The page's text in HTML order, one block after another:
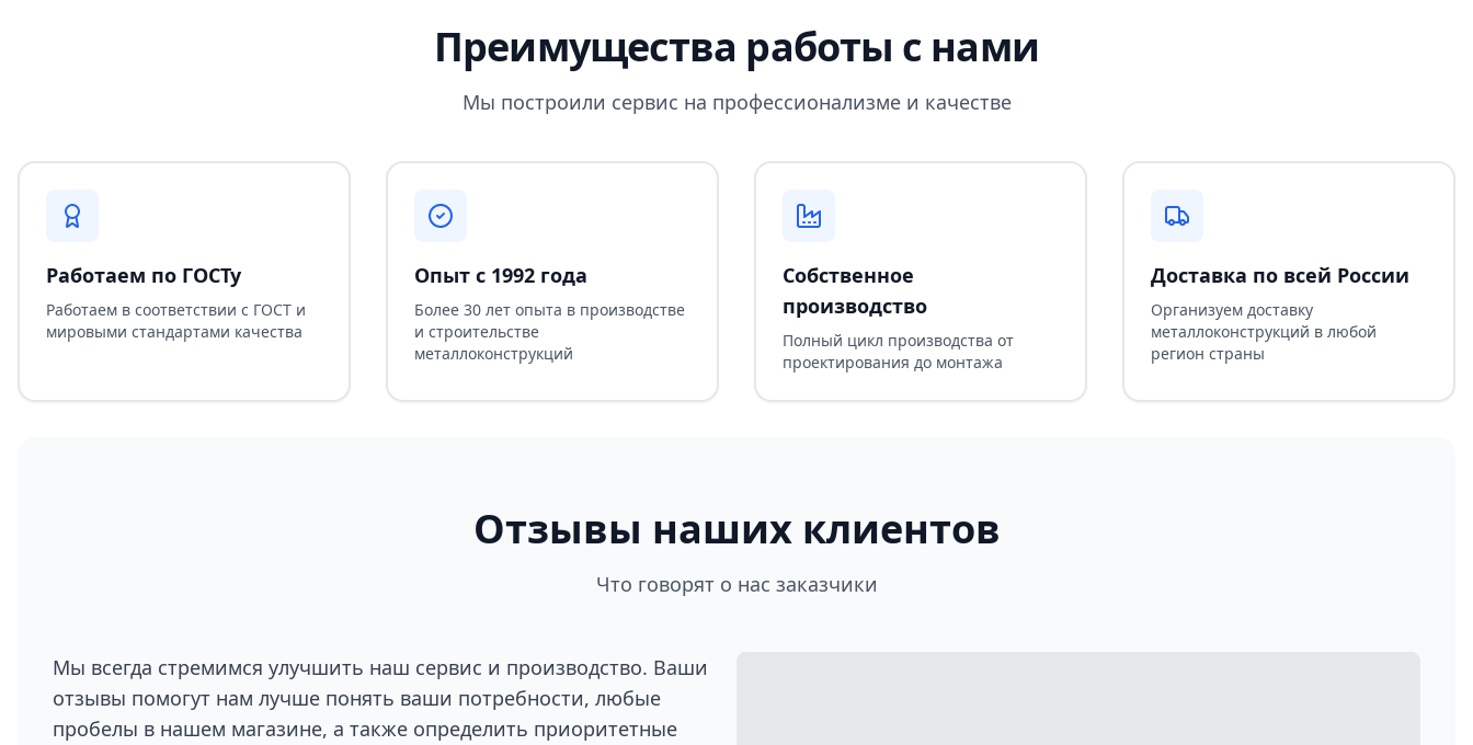
Преимущества работы с нами
Мы построили сервис на профессионализме и качестве
Работаем по ГОСТу
Работаем в соответствии с ГОСТ и
мировыми стандартами качества
Опыт с 1992 года
Более 30 лет опыта в производстве
и строительстве
металлоконструкций
Собственное
производство
Полный цикл производства от
проектирования до монтажа
Доставка по всей России
Организуем доставку
металлоконструкций в любой
регион страны
Отзывы наших клиентов
Что говорят о нас заказчики
Мы всегда стремимся улучшить наш сервис и производство. Ваши
отзывы помогут нам лучше понять ваши потребности, любые
пробелы в нашем магазине, а также определить приоритетные